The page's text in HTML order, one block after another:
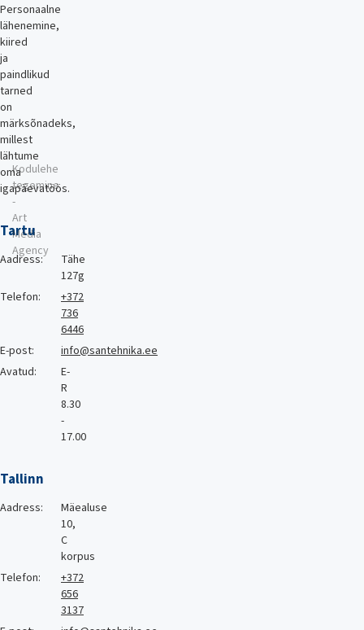
Personaalne
lähenemine,
kiired
ja
paindlikud
tarned
on
märksõnadeks,
millest
lähtume
oma
igapäevatöös.
Tartu
Aadress:
Tähe
127g
Telefon:
+372
736
6446
E-post:
info@santehnika.ee
Avatud:
E-
R
8.30
-
17.00
Tallinn
Aadress:
Mäealuse
10,
C
korpus
Telefon:
+372
656
3137
Kodulehe
tegemine
-
Art
Media
Agency